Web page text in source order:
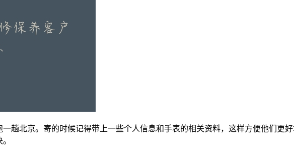
趟北京。寄的时候记得带上一些个人信息和手表的相关资料，这样方便他们更